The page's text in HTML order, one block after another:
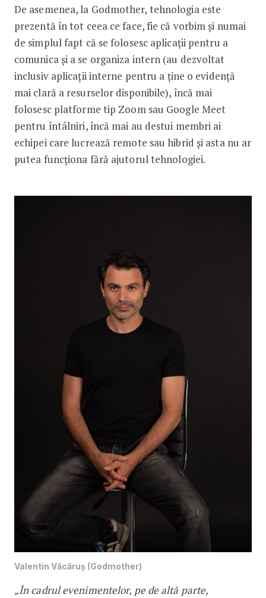
De asemenea, la Godmother, tehnologia este
prezentă în tot ceea ce face, fie că vorbim și numai
de simplul fapt că se folosesc aplicații pentru a
comunica și a se organiza intern (au dezvoltat
inclusiv aplicații interne pentru a ține o evidență
mai clară a resurselor disponibile), încă mai
folosesc platforme tip Zoom sau Google Meet
pentru întâlniri, încă mai au destui membri ai
echipei care lucrează remote sau hibrid și asta nu ar
putea funcționa fără ajutorul tehnologiei.
Valentin Văcăruș (Godmother)
„În cadrul evenimentelor, pe de altă parte,